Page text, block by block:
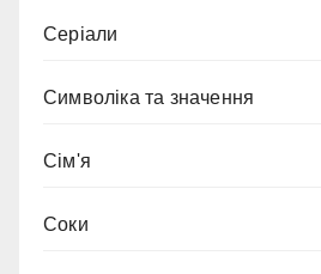
Серіали
Символіка та значення
Сім'я
Соки